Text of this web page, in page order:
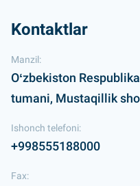
Kontaktlar
Manzil:
Oʻzbekiston
tumani, Mustaqillik
Ishonch telefoni:
+998555188000
Fax: